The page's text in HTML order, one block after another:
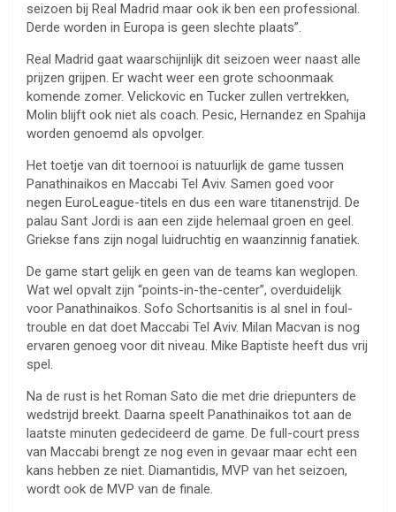
seizoen bij Real Madrid maar ook ik ben een professional.
Derde worden in Europa is geen slechte plaats”.
Real Madrid gaat waarschijnlijk dit seizoen weer naast alle
prijzen grijpen. Er wacht weer een grote schoonmaak
komende zomer. Velickovic en Tucker zullen vertrekken,
Molin blijft ook niet als coach. Pesic, Hernandez en Spahija
worden genoemd als opvolger.
Het toetje van dit toernooi is natuurlijk de game tussen
Panathinaikos en Maccabi Tel Aviv. Samen goed voor
negen EuroLeague-titels en dus een ware titanenstrijd. De
palau Sant Jordi is aan een zijde helemaal groen en geel.
Griekse fans zijn nogal luidruchtig en waanzinnig fanatiek.
De game start gelijk en geen van de teams kan weglopen.
Wat wel opvalt zijn “points-in-the-center”, overduidelijk
voor Panathinaikos. Sofo Schortsanitis is al snel in foul-
trouble en dat doet Maccabi Tel Aviv. Milan Macvan is nog
ervaren genoeg voor dit niveau. Mike Baptiste heeft dus vrij
spel.
Na de rust is het Roman Sato die met drie driepunters de
wedstrijd breekt. Daarna speelt Panathinaikos tot aan de
laatste minuten gedecideerd de game. De full-court press
van Maccabi brengt ze nog even in gevaar maar echt een
kans hebben ze niet. Diamantidis, MVP van het seizoen,
wordt ook de MVP van de finale.